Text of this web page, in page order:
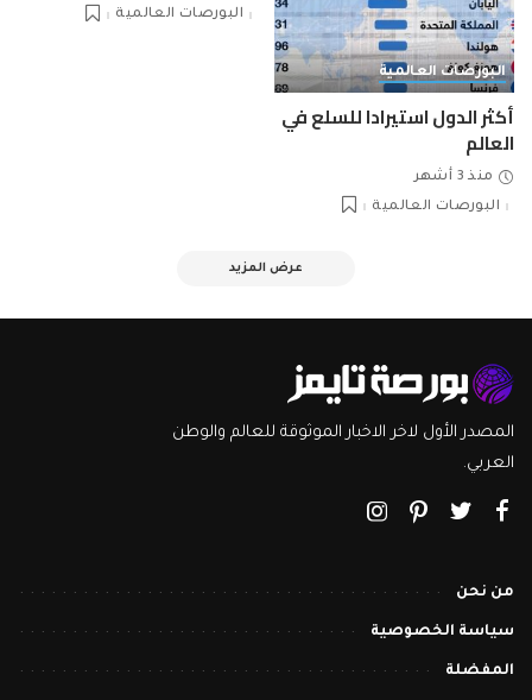
البورصات العالمية
أكثر الدول استيرادا للسلع في
العالم
منذ 3 أشهر
البورصات العالمية
البورصات العالمية
عرض المزيد
المصدر الأول لاخر الاخبار الموثوقة للعالم والوطن
العربي.
من نحن
سياسة الخصوصية
المفضلة